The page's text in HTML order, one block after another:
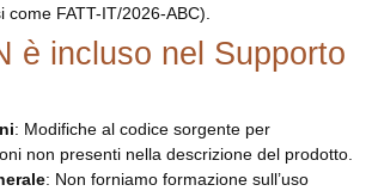
come FATT-IT/2026-ABC).
è incluso nel Supporto
: Modifiche al codice sorgente per
non presenti nella descrizione del prodotto.
: Non forniamo formazione sull’uso